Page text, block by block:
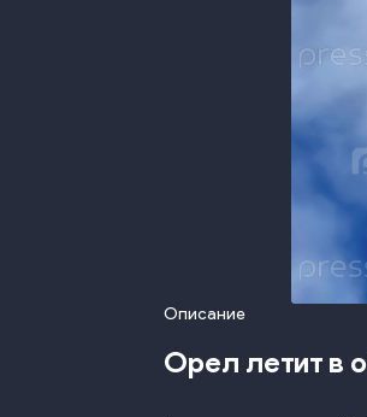
Описание
Орел летит в